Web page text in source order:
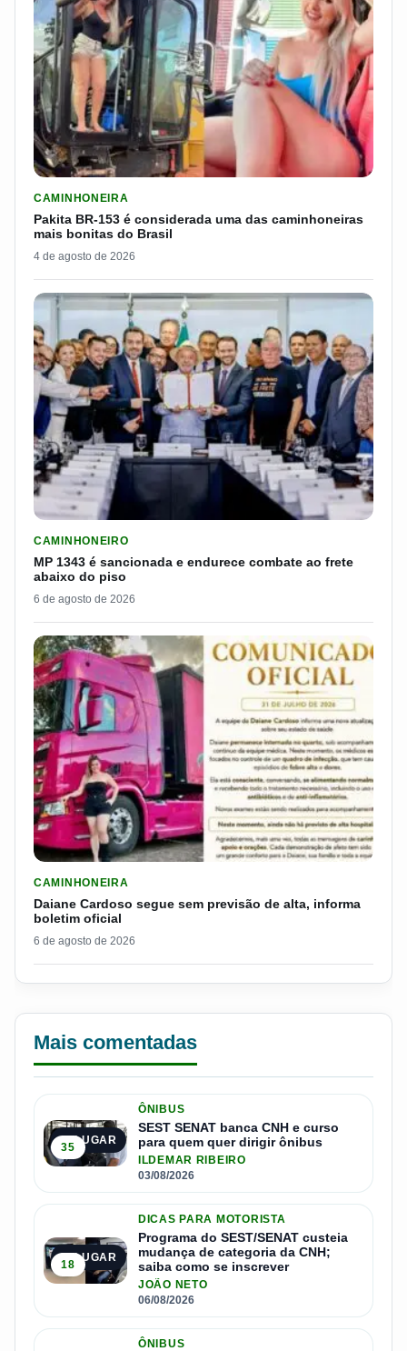
CAMINHONEIRA
Pakita BR-153 é considerada uma das caminhoneiras
mais bonitas do Brasil
4 de agosto de 2026
CAMINHONEIRO
MP 1343 é sancionada e endurece combate ao frete
abaixo do piso
6 de agosto de 2026
CAMINHONEIRA
Daiane Cardoso segue sem previsão de alta, informa
boletim oficial
6 de agosto de 2026
Mais comentadas
1º LUGAR
35
ÔNIBUS
SEST SENAT banca CNH e curso
para quem quer dirigir ônibus
ILDEMAR RIBEIRO
03/08/2026
2º LUGAR
18
DICAS PARA MOTORISTA
Programa do SEST/SENAT custeia
mudança de categoria da CNH;
saiba como se inscrever
JOÃO NETO
06/08/2026
ÔNIBUS